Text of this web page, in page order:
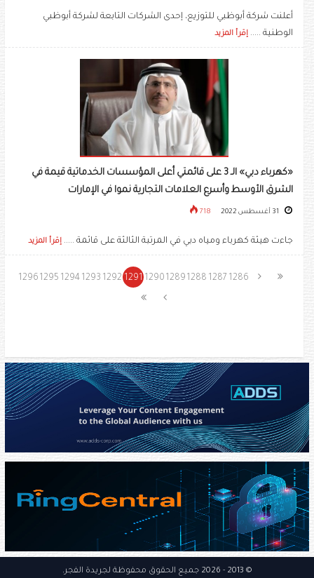
أعلنت شركة أبوظبي للتوزيع، إحدى الشركات التابعة لشركة أبوظبي
الوطنية ..... إقرأ المزيد
«كهرباء دبي» الـ 3 على قائمتي أعلى المؤسسات الخدماتية قيمة في
الشرق الأوسط وأسرع العلامات التجارية نموا في الإمارات
718
جاءت هيئة كهرباء ومياه دبي في المرتبة الثالثة على قائمة ..... إقرأ المزيد
1286
1287
1288
1289
1290
1291
1292
1293
1294
1295
1296
© 2013 - 2026 جميع الحقوق محفوظة لجريدة الفجر.